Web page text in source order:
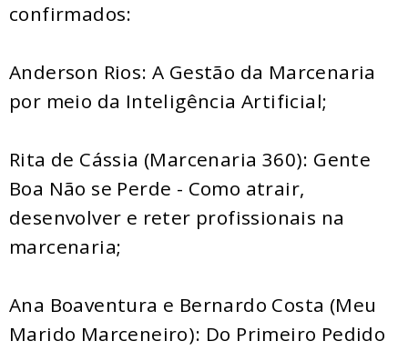
confirmados:
Anderson Rios: A Gestão da Marcenaria
por meio da Inteligência Artificial;
Rita de Cássia (Marcenaria 360): Gente
Boa Não se Perde - Como atrair,
desenvolver e reter profissionais na
marcenaria;
Ana Boaventura e Bernardo Costa (Meu
Marido Marceneiro): Do Primeiro Pedido